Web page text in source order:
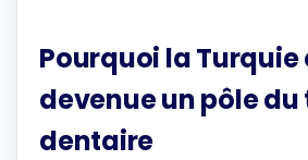
Pourquoi la Turquie
devenue un pôle
dentaire